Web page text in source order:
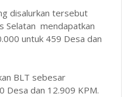
disalurkan tersebut
Selatan mendapatkan
untuk 459 Desa dan
BLT sebesar
Desa dan 12.909 KPM.